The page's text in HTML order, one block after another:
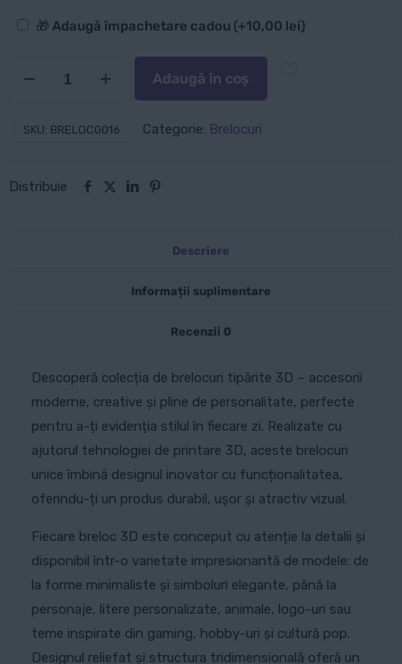
Opțiuni
🎁 Adaugă împachetare cadou (+10,00 lei)
Adaugă în coș
SKU: BRELOC0016 Categorie: Brelocuri
Distribuie
Descriere
Informații suplimentare
Recenzii 0
Descoperă colecția de brelocuri tipărite 3D – accesorii
moderne, creative și pline de personalitate, perfecte
pentru a-ți evidenția stilul în fiecare zi. Realizate cu
ajutorul tehnologiei de printare 3D, aceste brelocuri
unice îmbină designul inovator cu funcționalitatea,
oferindu-ți un produs durabil, ușor și atractiv vizual.
Fiecare breloc 3D este conceput cu atenție la detalii și
disponibil într-o varietate impresionantă de modele: de
la forme minimaliste și simboluri elegante, până la
personaje, litere personalizate, animale, logo-uri sau
teme inspirate din gaming, hobby-uri și cultură pop.
Designul reliefat și structura tridimensională oferă un